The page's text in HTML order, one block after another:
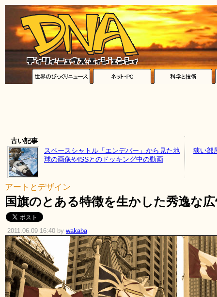
古い記事
スペースシャトル「エンデバー」から見た地
球の画像やISSとのドッキング中の動画
狭い部
アートとデザイン
国旗のとある特徴を生かした秀逸な
2011.06.09 16:40 by wakaba